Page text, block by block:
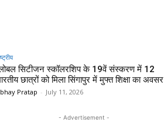
सिटीजन स्कॉलरशिप के 19वें संस्करण में 12
छात्रों को मिला सिंगापुर में मुफ्त शिक्षा का अवसर
Pratap - July 11, 2026
- Advertisement -